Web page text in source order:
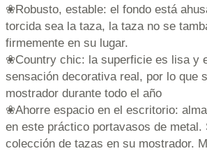
❀Robusto, estable: el fondo está
torcida sea la taza, la taza no se
firmemente en su lugar.
❀Country chic: la superficie es lisa y
sensación decorativa real, por lo que
mostrador durante todo el año
❀Ahorre espacio en el escritorio:
en este práctico portavasos de
colección de tazas en su mostrador.